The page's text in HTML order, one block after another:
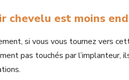
chevelu est moins
si vous vous tournez vers
pas touchés par l’implanteur,